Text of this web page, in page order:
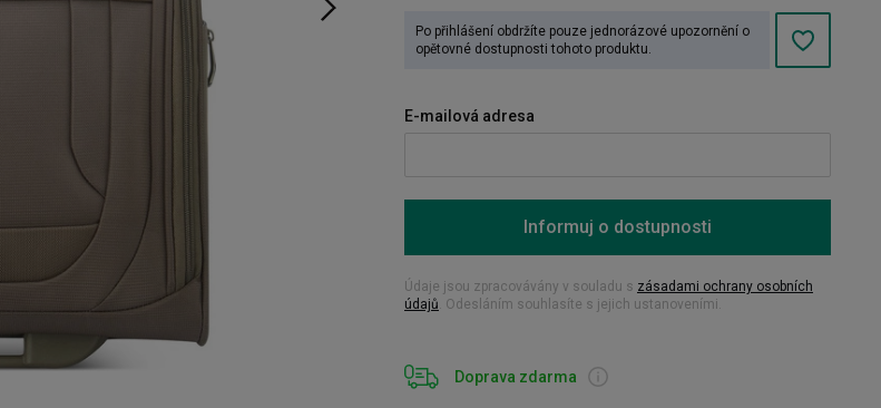
Po přihlášení obdržíte pouze jednorázové upozornění o
opětovné dostupnosti tohoto produktu.
E-mailová adresa
Informuj o dostupnosti
Údaje jsou zpracovávány v souladu s zásadami ochrany osobních
údajů. Odesláním souhlasíte s jejich ustanoveními.
Doprava zdarma